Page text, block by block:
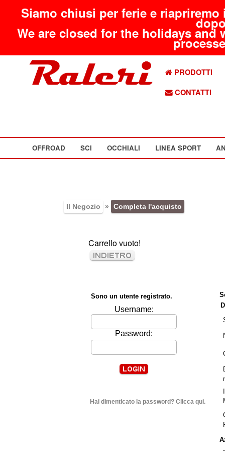
Siamo chiusi per ferie e
We are closed for the holidays
PRODOTTI
CONTATTI
OFFROAD SCI OCCHIALI LINEA SPORT
Il Negozio » Completa l'acquisto
Carrello vuoto!
Sono un utente registrato.
Username:
Password:
Hai dimenticato la password? Clicca qui.